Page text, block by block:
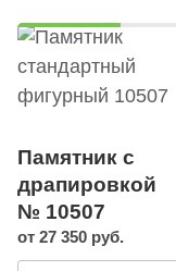
Памятник с
драпировкой
№ 10507
от 27 350 руб.